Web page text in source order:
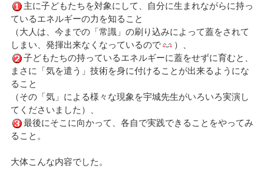
主に子どもたちを対象にして、自分に生まれながらに持っ
ているエネルギーの力を知ること
（大人は、今までの「常識」の刷り込みによって蓋をされて
しまい、発揮出来なくなっているので
）、
子どもたちの持っているエネルギーに蓋をせずに育むと、
まさに「気を遣う」技術を身に付けることが出来るようにな
ること
（その「気」による様々な現象を宇城先生がいろいろ実演し
てくださいました）、
最後にそこに向かって、各自で実践できることをやってみ
ること。
大体こんな内容でした。